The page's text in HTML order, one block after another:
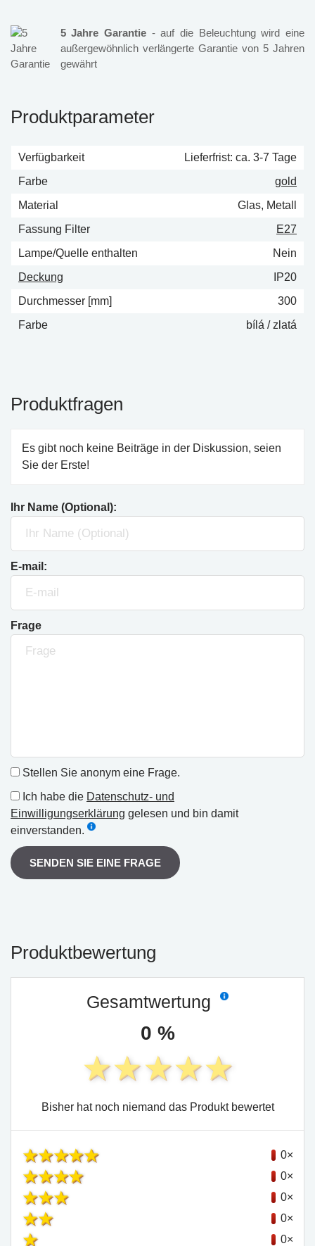
5 Jahre Garantie - auf die Beleuchtung wird eine
außergewöhnlich verlängerte Garantie von 5 Jahren
gewährt
Produktparameter
Verfügbarkeit
Lieferfrist: ca. 3-7 Tage
Farbe
gold
Material
Glas, Metall
Fassung Filter
E27
Lampe/Quelle enthalten
Nein
Deckung
IP20
Durchmesser [mm]
300
Farbe
bílá / zlatá
Produktfragen
Es gibt noch keine Beiträge in der Diskussion, seien
Sie der Erste!
Ihr Name (Optional):
E-mail:
Frage
Stellen Sie anonym eine Frage.
Ich habe die Datenschutz- und
Einwilligungserklärung gelesen und bin damit
einverstanden.
SENDEN SIE EINE FRAGE
Produktbewertung
Gesamtwertung
0 %
Bisher hat noch niemand das Produkt bewertet
0×
0×
0×
0×
0×